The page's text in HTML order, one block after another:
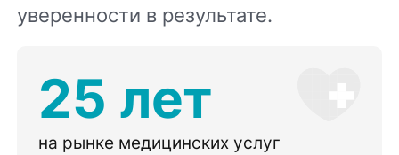
уверенности в результате.
25 лет
на рынке медицинских услуг